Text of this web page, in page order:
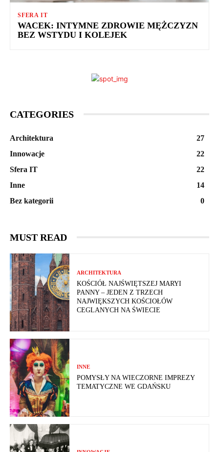
SFERA IT
WACEK: INTYMNE ZDROWIE MĘŻCZYZN
BEZ WSTYDU I KOLEJEK
CATEGORIES
Architektura
27
Innowacje
22
Sfera IT
22
Inne
14
Bez kategorii
0
MUST READ
ARCHITEKTURA
KOŚCIÓŁ NAJŚWIĘTSZEJ MARYI
PANNY – JEDEN Z TRZECH
NAJWIĘKSZYCH KOŚCIOŁÓW
CEGLANYCH NA ŚWIECIE
INNE
POMYSŁY NA WIECZORNE IMPREZY
TEMATYCZNE WE GDAŃSKU